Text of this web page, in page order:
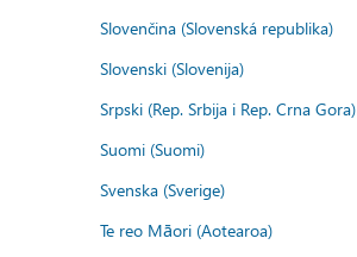
Slovenčina (Slovenská republika)
Slovenski (Slovenija)
Srpski (Rep. Srbija i Rep. Crna Gora)
Suomi (Suomi)
Svenska (Sverige)
Te reo Māori (Aotearoa)